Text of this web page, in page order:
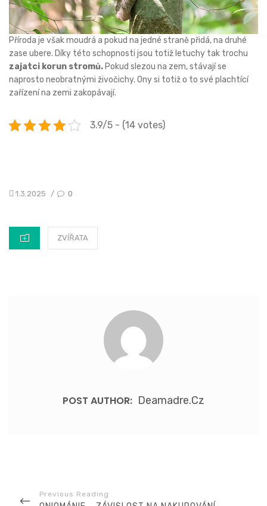
Příroda je však moudrá a pokud na jedné straně přidá, na druhé
zase ubere. Díky této schopnosti jsou totiž letuchy tak trochu
zajatci korun stromů. Pokud slezou na zem, stávají se
naprosto neobratnými živočichy. Ony si totiž o to své plachtící
zařízení na zemi zakopávají.
3.9/5 - (14 votes)
POSTED
1.3.2025 / 0
CATEGORIES
ZVÍŘATA
POST AUTHOR: Deamadre.cz